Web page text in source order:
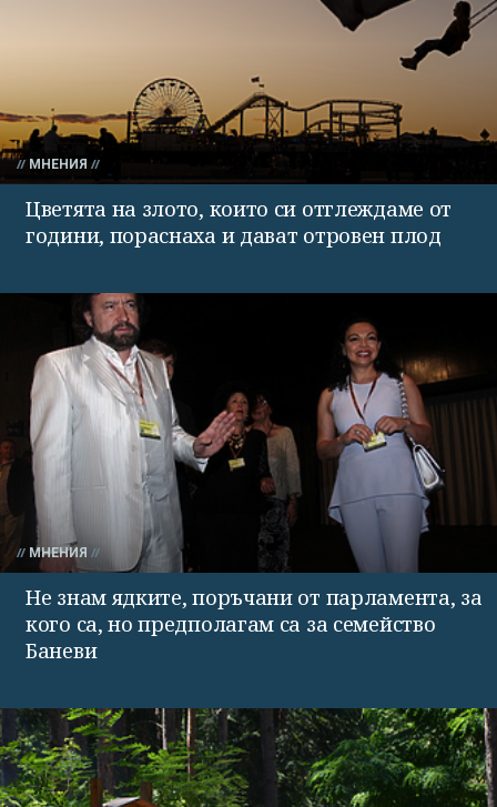
МНЕНИЯ
Цветята на злото, които си отглеждаме от
години, пораснаха и дават отровен плод
МНЕНИЯ
Не знам ядките, поръчани от парламента, за
кого са, но предполагам са за семейство
Баневи